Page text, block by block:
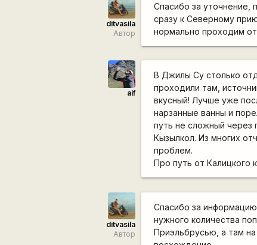
ditvasila
Автор
Спасибо за уточнение,
сразу к Северному
нормально проходим
aif
В Джилы Су столько
проходили там,
вкусный! Лучше уже
нарзанные ванны и
путь не сложный через
Кызылкол. Из многих
проблем.
Про путь от Калицкого
ditvasila
Автор
Спасибо за
нужного количества
Приэльбрусью, а там